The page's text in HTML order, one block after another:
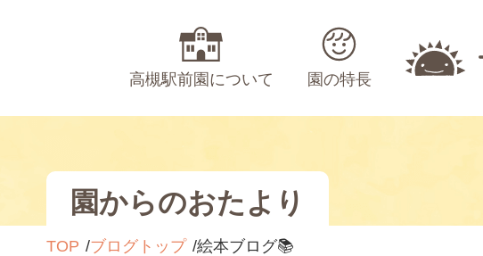
高槻駅前園について 園の特長
園からのおたより
TOP ブログトップ 絵本ブログ📚